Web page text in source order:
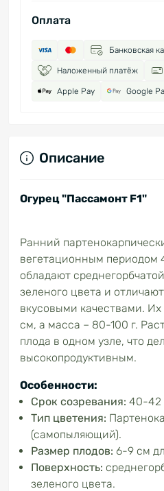
Оплата
Банковская
Наложенный платёж
Apple Pay Google
Описание
Огурец "Пассамонт F1"
Ранний
вегетационным периодом
обладают
зеленого цвета и
вкусовыми качествами.
см, а масса – 80-100 г.
плода в одном узле, что
высокопродуктивным.
Особенности:
Срок созревания: 40-42
Тип цветения:
(самопыляющий).
Размер плодов: 6-9 см
Поверхность:
зеленого цвета.